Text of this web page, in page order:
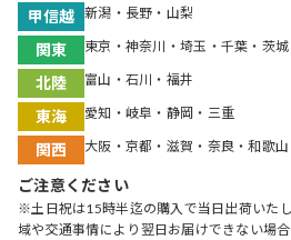
甲信越 新潟・長野・山梨
関東 東京・神奈川・埼玉・千葉・茨
北陸 富山・石川・福井
東海 愛知・岐阜・静岡・三重
関西 大阪・京都・滋賀・奈良・和歌山
ご注意ください
※土日祝は15時半迄の購入で当日出荷いた
域や交通事情により翌日お届けできない場合